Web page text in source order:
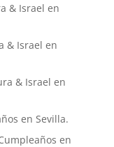
& Israel en
& Israel en
& Israel en
en Sevilla.
en